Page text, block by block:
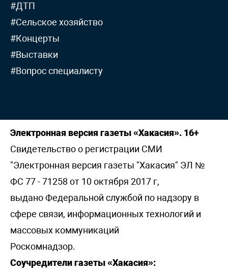
#ДТП
#Сельское хозяйство
#Концерты
#Выставки
#Вопрос специалисту
Электронная версия газеты «Хакасия». 16+
Свидетельство о регистрации СМИ
"Электронная версия газеты "Хакасия" ЭЛ №
ФС 77 - 71258 от 10 октября 2017 г,
выдано Федеральной службой по надзору в
сфере связи, информационных технологий и
массовых коммуникаций
Роскомнадзор.
Соучредители газеты «Хакасия»: